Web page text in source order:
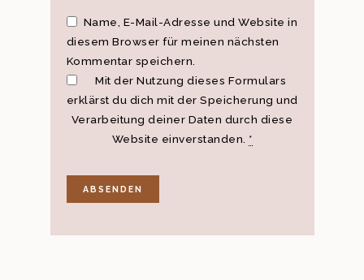
Name, E-Mail-Adresse und Website in
diesem Browser für meinen nächsten
Kommentar speichern.
Mit der Nutzung dieses Formulars
erklärst du dich mit der Speicherung und
Verarbeitung deiner Daten durch diese
Website einverstanden. *